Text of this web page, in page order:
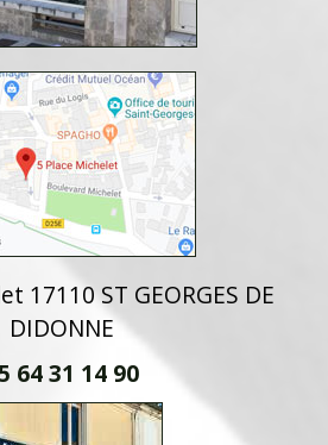
17110 ST GEORGES DE
DIDONNE
64 31 14 90